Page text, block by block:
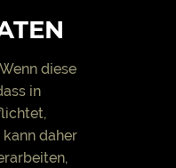
diese
in
daher